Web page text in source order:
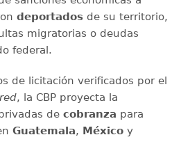
deportadosde su territorio,
migratorias o deudas
federal.
de licitación verificados por el
, la CBP proyecta la
de cobranza para
Guatemala, Méxicoy